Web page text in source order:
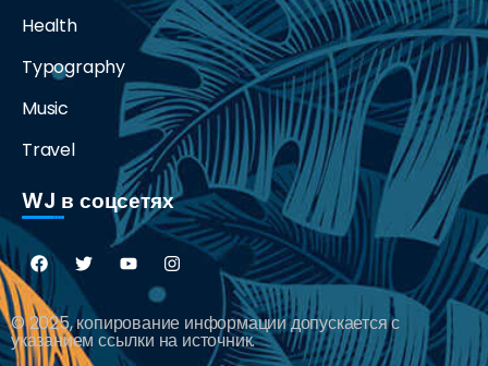
Health
Typography
Music
Travel
WJ в соцсетях
© 2025, копирование информации допускается с
указанием ссылки на источник.